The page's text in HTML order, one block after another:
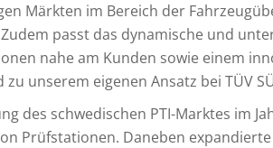
Märkten im Bereich der
passt das dynamische und
nahe am Kunden sowie einem
unserem eigenen Ansatz bei TÜV
des schwedischen PTI-Marktes im
Prüfstationen. Daneben